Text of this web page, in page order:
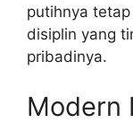
putihnya
disiplin yang
pribadinya.
Modern